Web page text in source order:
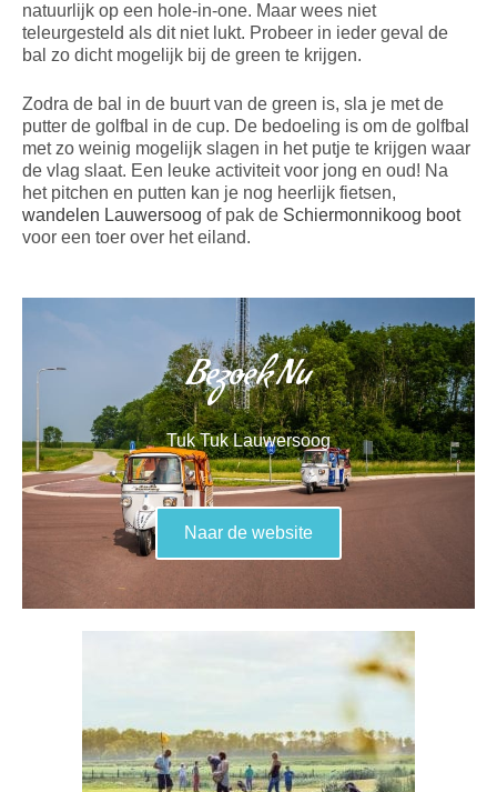
natuurlijk op een hole-in-one. Maar wees niet
teleurgesteld als dit niet lukt. Probeer in ieder geval de
bal zo dicht mogelijk bij de green te krijgen.
Zodra de bal in de buurt van de green is, sla je met de
putter de golfbal in de cup. De bedoeling is om de golfbal
met zo weinig mogelijk slagen in het putje te krijgen waar
de vlag slaat. Een leuke activiteit voor jong en oud! Na
het pitchen en putten kan je nog heerlijk fietsen,
wandelen Lauwersoog of pak de Schiermonnikoog boot
voor een toer over het eiland.
Bezoek Nu
Tuk Tuk Lauwersoog
Naar de website